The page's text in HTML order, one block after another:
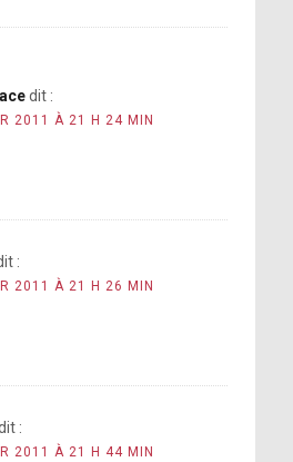
dit :
2011 À 21 H 24 MIN
:
2011 À 21 H 26 MIN
:
2011 À 21 H 44 MIN